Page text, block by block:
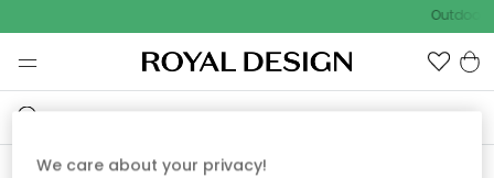
Outdoor
We care about your privacy!